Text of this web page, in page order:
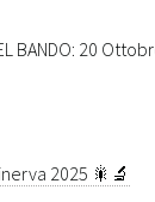
BANDO: 20
2025 🎇🔬